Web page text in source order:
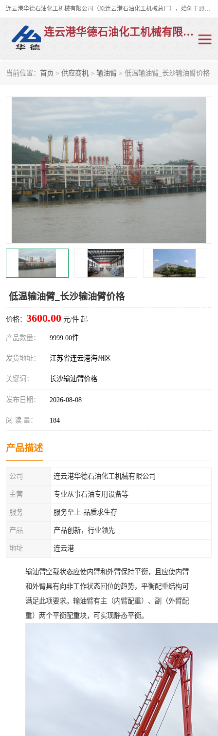
连云港华德石油化工机械有限公司（原连云港石油化工机械总厂），始创于1982年，是从事码头船用流体装卸臂、陆用流体装卸臂（鹤管）、活动梯、钢构平台、定量装车系统等全系列流体装卸设备的设计、制造、销售以及服务的专业供应商。
连云港华德石油化工机械有限公司
当前位置： 首页 > 供应商机 > 输油臂 > 低温输油臂_长沙输油臂价格
低温输油臂_长沙输油臂价格
价格： 3600.00 元/件 起
产品数量： 9999.00件
发货地址： 江苏省连云港海州区
关键词： 长沙输油臂价格
发布日期： 2026-08-08
阅 读 量： 184
产品描述
公司 连云港华德石油化工机械有限公司
主营 专业从事石油专用设备等
服务 服务至上-品质求生存
产品 产品创新，行业领先
地址 连云港
输油臂空载状态应使内臂和外臂保持平衡，且应使内臂
和外臂具有向非工作状态回位的趋势，平衡配重结构可
满足此项要求。输油臂有主（内臂配重）、副（外臂配
重）两个平衡配重块，可实现静态平衡。
LNG鹤管
平台栈桥 卸车鹤管
装车鹤管 输油臂
紧急脱离干式接头 火车鹤管
底部鹤管 低温鹤管
浮动出油装置 鹤管
车臂 拉断阀